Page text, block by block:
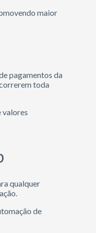
maior
pagamentos da
toda
valores
qualquer
de